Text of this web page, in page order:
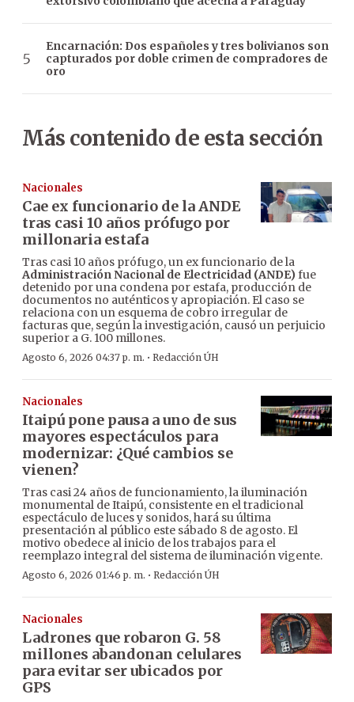
Encarnación: Dos españoles y tres bolivianos son
capturados por doble crimen de compradores de
oro
Más contenido de esta sección
Nacionales
Cae ex funcionario de la ANDE
tras casi 10 años prófugo por
millonaria estafa
Tras casi 10 años prófugo, un ex funcionario de la
Administración Nacional de Electricidad (ANDE)fue
detenido por una condena por estafa, producción de
documentos no auténticos y apropiación. El caso se
relaciona con un esquema de cobro irregular de
facturas que, según la investigación, causó un perjuicio
superior a G. 100 millones.
Agosto 6, 2026 04:37 p. m. · Redacción ÚH
Nacionales
Itaipú pone pausa a uno de sus
mayores espectáculos para
modernizar: ¿Qué cambios se
vienen?
Tras casi 24 años de funcionamiento, la iluminación
monumental de Itaipú, consistente en el tradicional
espectáculo de luces y sonidos, hará su última
presentación al público este sábado 8 de agosto. El
motivo obedece al inicio de los trabajos para el
reemplazo integral del sistema de iluminación vigente.
Agosto 6, 2026 01:46 p. m. · Redacción ÚH
Nacionales
Ladrones que robaron G. 58
millones abandonan celulares
para evitar ser ubicados por
GPS